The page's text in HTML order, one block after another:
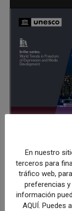
En nuestro
terceros para
tráfico web,
preferencias
información
AQUÍ. Puedes